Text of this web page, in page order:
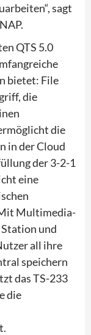
sagt
QTS 5.0
bietet: File
die
die
in der Cloud
der 3-2-1
eine
Multimedia-
und
all ihre
speichern
das TS-233
die